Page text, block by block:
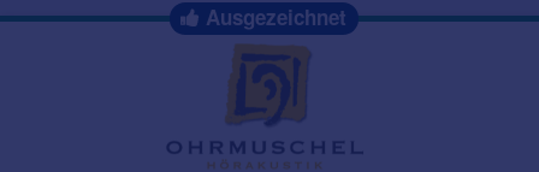
Ausgezeichnet